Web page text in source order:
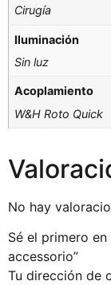
Cirugía
Iluminación
Sin luz
Acoplamiento
W&H Roto Quick
No hay
Sé el primero
accessorio”
Tu dirección de